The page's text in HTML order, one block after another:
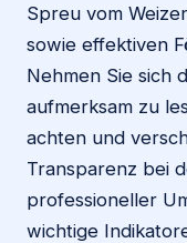
Spreu vom
sowie effektiven
Nehmen Sie sich
aufmerksam zu
achten und
Transparenz bei
professioneller
wichtige